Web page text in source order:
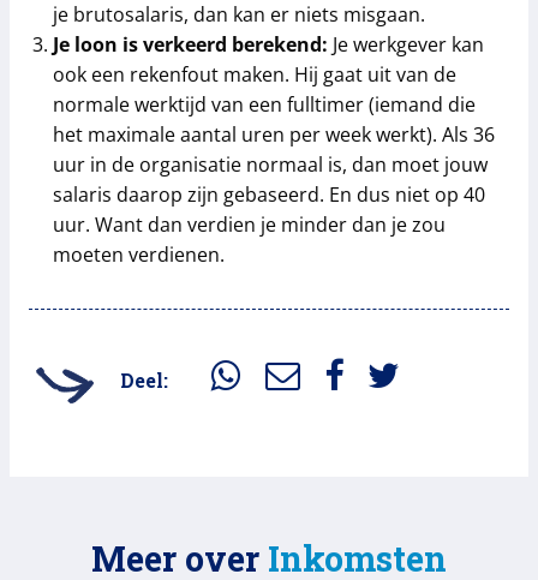
je brutosalaris, dan kan er niets misgaan.
Je loon is verkeerd berekend: Je werkgever kan
ook een rekenfout maken. Hij gaat uit van de
normale werktijd van een fulltimer (iemand die
het maximale aantal uren per week werkt). Als 36
uur in de organisatie normaal is, dan moet jouw
salaris daarop zijn gebaseerd. En dus niet op 40
uur. Want dan verdien je minder dan je zou
moeten verdienen.
Deel:
Meer over Inkomsten